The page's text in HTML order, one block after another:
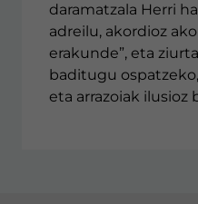
daramatzala Herri
adreilu, akordioz
erakunde”, eta
baditugu
eta arrazoiak ilusioz